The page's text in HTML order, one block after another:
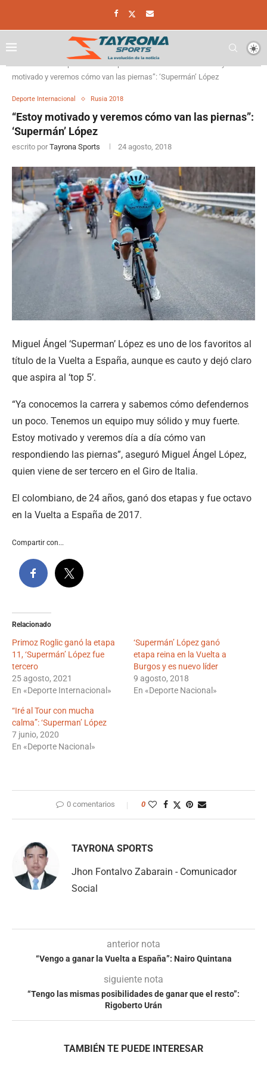
motivado y veremos cómo van las piernas”: ‘Supermán’ López
Deporte Internacional Rusia 2018
“Estoy motivado y veremos cómo van las piernas”:
‘Supermán’ López
escrito por Tayrona Sports 24 agosto, 2018
Miguel Ángel ‘Superman’ López es uno de los favoritos al
título de la Vuelta a España, aunque es cauto y dejó claro
que aspira al ‘top 5’.
“Ya conocemos la carrera y sabemos cómo defendernos
un poco. Tenemos un equipo muy sólido y muy fuerte.
Estoy motivado y veremos día a día cómo van
respondiendo las piernas”, aseguró Miguel Ángel López,
quien viene de ser tercero en el Giro de Italia.
El colombiano, de 24 años, ganó dos etapas y fue octavo
en la Vuelta a España de 2017.
Compartir con...
Relacionado
Primoz Roglic ganó la etapa
11, ‘Supermán’ López fue
tercero
25 agosto, 2021
En «Deporte Internacional»
‘Supermán’ López ganó
etapa reina en la Vuelta a
Burgos y es nuevo líder
9 agosto, 2018
En «Deporte Nacional»
“Iré al Tour con mucha
calma”: ‘Superman’ López
7 junio, 2020
En «Deporte Nacional»
0 comentarios 0
TAYRONA SPORTS
Jhon Fontalvo Zabarain - Comunicador
Social
anterior nota
“Vengo a ganar la Vuelta a España”: Nairo Quintana
siguiente nota
“Tengo las mismas posibilidades de ganar que el resto”:
Rigoberto Urán
TAMBIÉN TE PUEDE INTERESAR